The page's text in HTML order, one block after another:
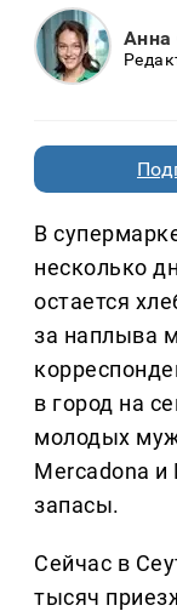
Анна
В
несколько
остается
за наплыва
в город на
молодых
Mercadona и
запасы.
Сейчас в
тысяч